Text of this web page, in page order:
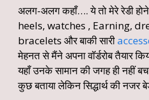
अलग-अलग कहाँ…. ये तो मेरे रेडी
heels, watches , Earning,
bracelets और बाकी सारी
मेहनत से मैंने अपना वॉर्डरोब तैयार
यहाँ उनके सामान की जगह ही नहीं
कुछ बताया लेकिन सिद्धार्थ की नजर